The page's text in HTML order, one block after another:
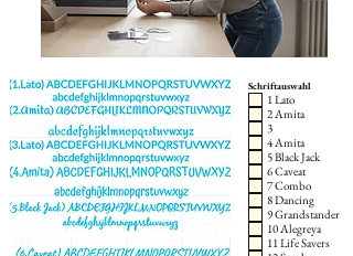
Schriftauswahl
1 Lato
2 Amita
3
4 Amita
5 Black Jack
6 Caveat
7 Combo
8 Dancing
9 Grandstander
10 Alegreya
11 Life Savers